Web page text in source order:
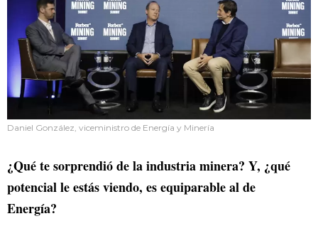
Daniel González, viceministro de Energía y Minería
¿Qué te sorprendió de la industria minera? Y, ¿qué
potencial le estás viendo, es equiparable al de
Energía?